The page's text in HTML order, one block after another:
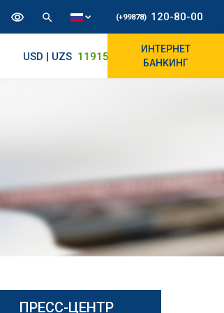
(+99878) 120-80-00
USD | UZS 11915.64 11890/12010
ИНТЕРНЕТ
БАНКИНГ
ПРЕСС-ЦЕНТР